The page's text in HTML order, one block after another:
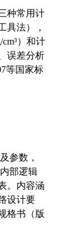
种常用计
具法），
）和计
误差分析
等国家标
参数，
部逻辑
。内容涵
设计要
格书（版